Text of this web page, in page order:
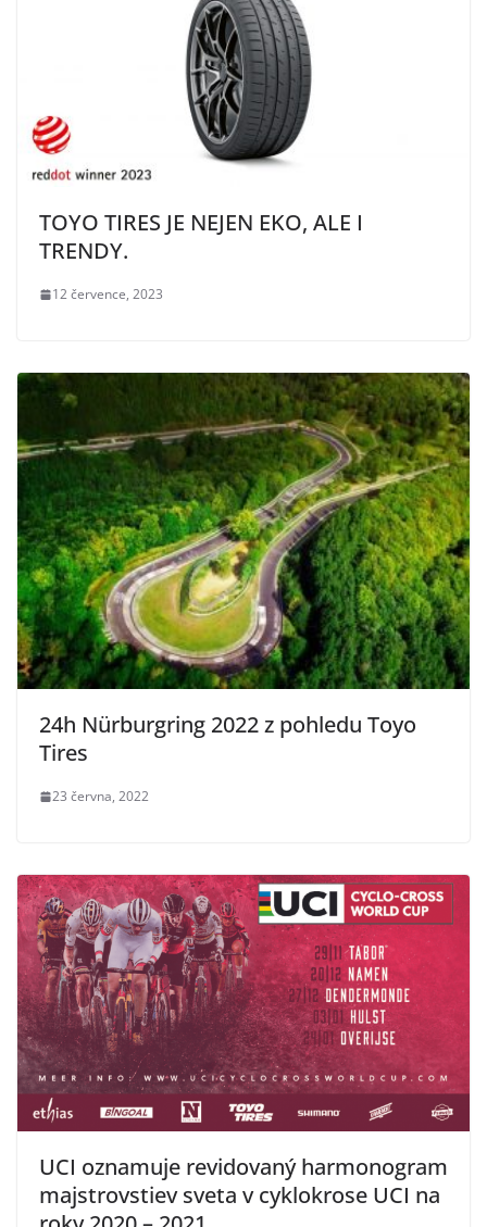
TOYO TIRES JE NEJEN EKO, ALE I
TRENDY.
12 července, 2023
24h Nürburgring 2022 z pohledu Toyo
Tires
23 června, 2022
UCI oznamuje revidovaný harmonogram
majstrovstiev sveta v cyklokrose UCI na